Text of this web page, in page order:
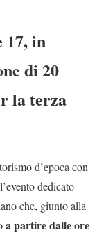
17, in
di 20
la terza
d’epoca con
dedicato
che, giunto alla
a partire dalle ore